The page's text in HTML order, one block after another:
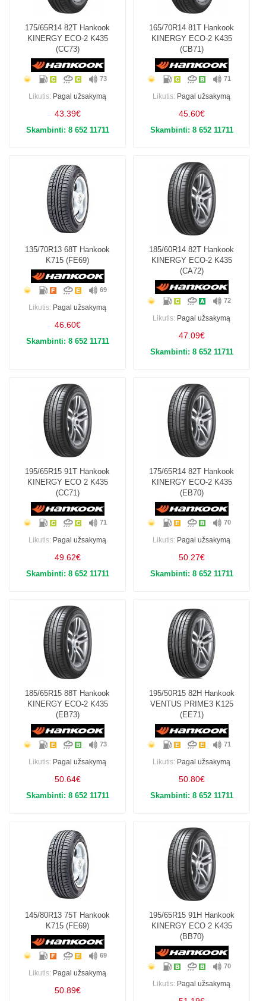
175/65R14 82T Hankook
KINERGY ECO-2 K435
(CC73)
73
Likutis: Pagal užsakymą
43.39€
Skambinti: 8 652 11711
165/70R14 81T Hankook
KINERGY ECO-2 K435
(CB71)
71
Likutis: Pagal užsakymą
45.60€
Skambinti: 8 652 11711
135/70R13 68T Hankook
K715 (FE69)
69
Likutis: Pagal užsakymą
46.60€
Skambinti: 8 652 11711
185/60R14 82T Hankook
KINERGY ECO-2 K435
(CA72)
72
Likutis: Pagal užsakymą
47.09€
Skambinti: 8 652 11711
195/65R15 91T Hankook
KINERGY ECO 2 K435
(CC71)
71
Likutis: Pagal užsakymą
49.62€
Skambinti: 8 652 11711
175/65R14 82T Hankook
KINERGY ECO-2 K435
(EB70)
70
Likutis: Pagal užsakymą
50.27€
Skambinti: 8 652 11711
185/65R15 88T Hankook
KINERGY ECO-2 K435
(EB73)
73
Likutis: Pagal užsakymą
50.64€
Skambinti: 8 652 11711
195/50R15 82H Hankook
VENTUS PRIME3 K125
(EE71)
71
Likutis: Pagal užsakymą
50.80€
Skambinti: 8 652 11711
145/80R13 75T Hankook
K715 (FE69)
69
Likutis: Pagal užsakymą
50.89€
195/65R15 91H Hankook
KINERGY ECO 2 K435
(BB70)
70
Likutis: Pagal užsakymą